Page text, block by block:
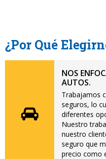
¿Por Qué
NOS
AUTOS.
Trabajamos
seguros, lo
diferentes
Nuestro
nuestro
seguro que
precio como